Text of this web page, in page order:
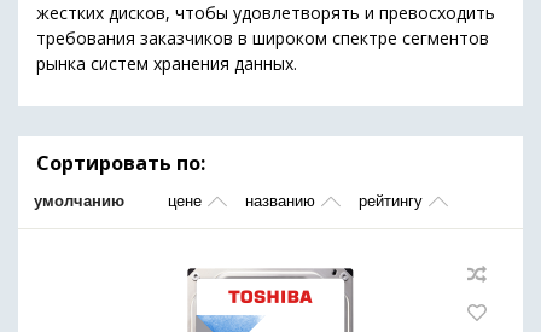
жестких дисков, чтобы удовлетворять и превосходить
требования заказчиков в широком спектре сегментов
рынка систем хранения данных.
Сортировать по:
умолчанию цене названию рейтингу